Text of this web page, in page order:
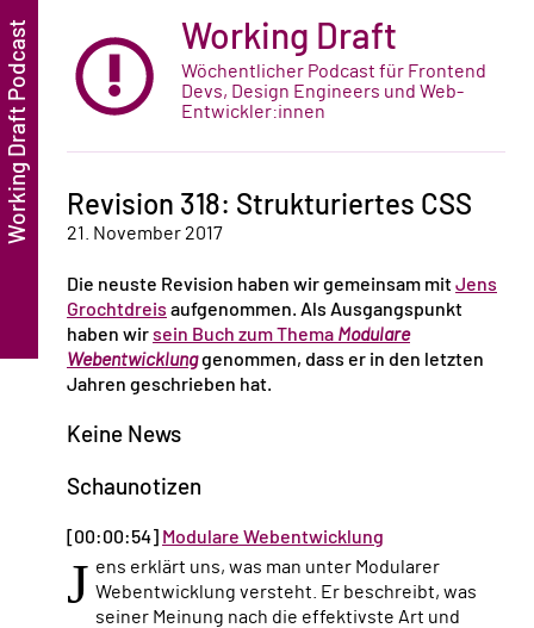
Working Draft
Wöchentlicher Podcast für Frontend
Devs, Design Engineers und Web-
Entwickler:innen
Revision 318: Strukturiertes CSS
21. November 2017
Die neuste Revision haben wir gemeinsam mitJens
Grochtdreis aufgenommen. Als Ausgangspunkt
haben wirsein Buch zum Thema Modulare
Webentwicklunggenommen, dass er in den letzten
Jahren geschrieben hat.
Keine News
Schaunotizen
[00:00:54] Modulare Webentwicklung
J ens erklärt uns, was man unter Modularer
Webentwicklung versteht. Er beschreibt, was
seiner Meinung nach die effektivste Art und